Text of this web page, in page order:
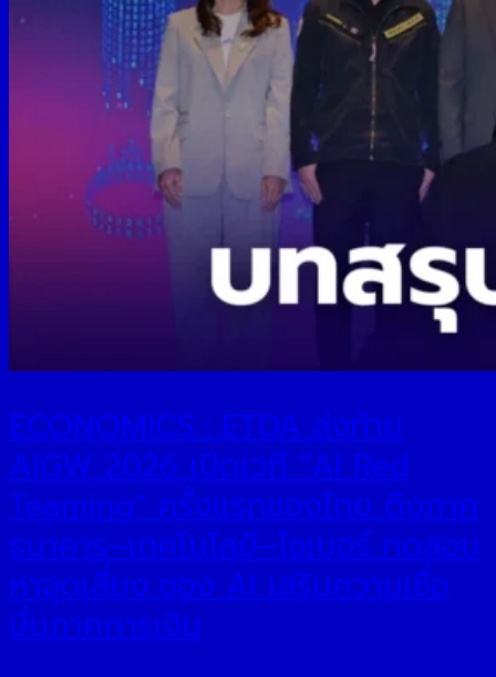
ECONOMICS : ETDA ส่งท้าย
AIGW 2026 เปิดเวที “AI Red
Teaming” ครั้งแรกของไทย ดึงภาค
ธนาคาร–เทคโนโลยี–ไซเบอร์ ทดสอบ
หาจุดเสี่ยง ของ AI เสริมความเชื่อ
มั่นภาคการเงิน